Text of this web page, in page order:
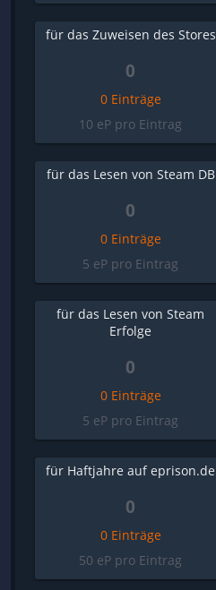
für das Zuweisen des Stores
0
0 Einträge
10 eP pro Eintrag
für das Lesen von Steam DB
0
0 Einträge
5 eP pro Eintrag
für das Lesen von Steam
Erfolge
0
0 Einträge
5 eP pro Eintrag
für Haftjahre auf eprison.de
0
0 Einträge
50 eP pro Eintrag